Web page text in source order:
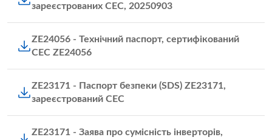
зареєстрованих CEC, 20250903
ZE24056 - Технічний паспорт, сертифікований
CEC ZE24056
ZE23171 - Паспорт безпеки (SDS) ZE23171,
зареєстрований CEC
ZE23171 - Заява про сумісність інверторів,